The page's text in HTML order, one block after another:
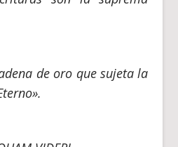
de oro que sujeta la